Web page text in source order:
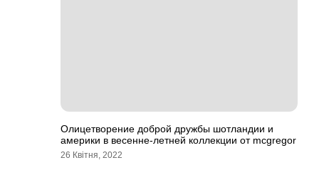
Олицетворение доброй дружбы шотландии и
америки в весенне-летней коллекции от mcgregor
26 Квітня, 2022